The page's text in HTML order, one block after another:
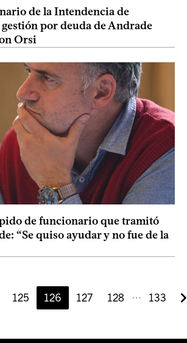
de la Intendencia de
por deuda de Andrade
Orsi
de funcionario que tramitó
“Se quiso ayudar y no fue de la
125 126 127 128 ⋯ 133